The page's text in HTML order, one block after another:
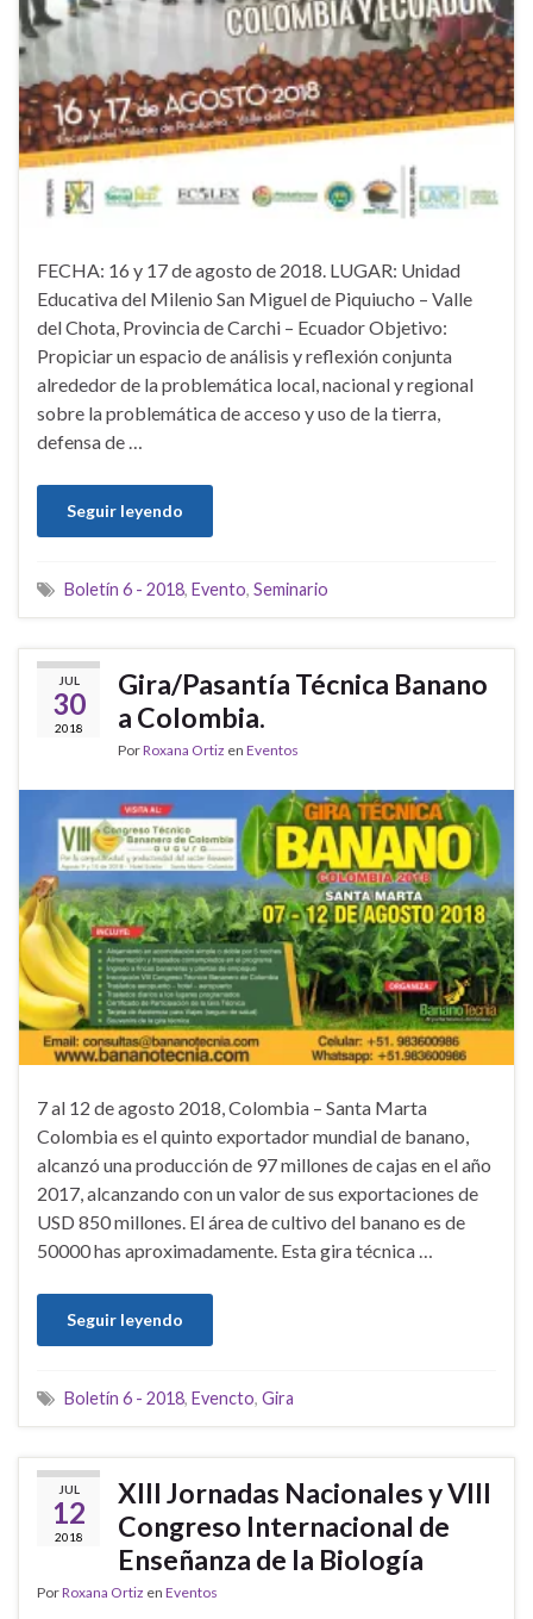
FECHA: 16 y 17 de agosto de 2018. LUGAR: Unidad
Educativa del Milenio San Miguel de Piquiucho – Valle
del Chota, Provincia de Carchi – Ecuador Objetivo:
Propiciar un espacio de análisis y reflexión conjunta
alrededor de la problemática local, nacional y regional
sobre la problemática de acceso y uso de la tierra,
defensa de …
Seguir leyendo
Boletín 6 - 2018, Evento, Seminario
JUL
30
2018
Gira/Pasantía Técnica Banano
a Colombia.
PorRoxana Ortiz en Eventos
7 al 12 de agosto 2018, Colombia – Santa Marta
Colombia es el quinto exportador mundial de banano,
alcanzó una producción de 97 millones de cajas en el año
2017, alcanzando con un valor de sus exportaciones de
USD 850 millones. El área de cultivo del banano es de
50000 has aproximadamente. Esta gira técnica …
Seguir leyendo
Boletín 6 - 2018, Evencto, Gira
JUL
12
2018
XIII Jornadas Nacionales y VIII
Congreso Internacional de
Enseñanza de la Biología
PorRoxana Ortiz en Eventos